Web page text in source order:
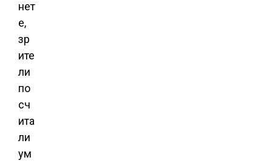
нет
е,
зр
ите
ли
по
сч
ита
ли
ум